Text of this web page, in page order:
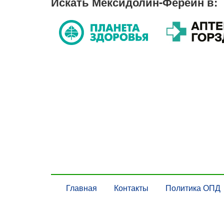
Главная Контакты Политика ОПД